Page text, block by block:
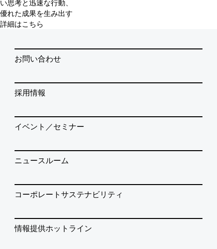
い思考と迅速な行動、
優れた成果を生み出す
詳細はこちら
お問い合わせ
採用情報
イベント／セミナー
ニュースルーム
コーポレートサステナビリティ
情報提供ホットライン